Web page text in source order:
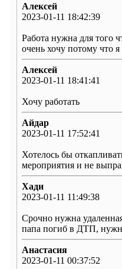
Алексей
2023-01-11 18:42:39
Работа нужна для того
очень хочу потому что
Алексей
2023-01-11 18:41:41
Хочу работать
Айдар
2023-01-11 17:52:41
Хотелось бы
мероприятия и не
Хади
2023-01-11 11:49:38
Срочно нужна
папа погиб в ДТП,
Анастасия
2023-01-11 00:37:52